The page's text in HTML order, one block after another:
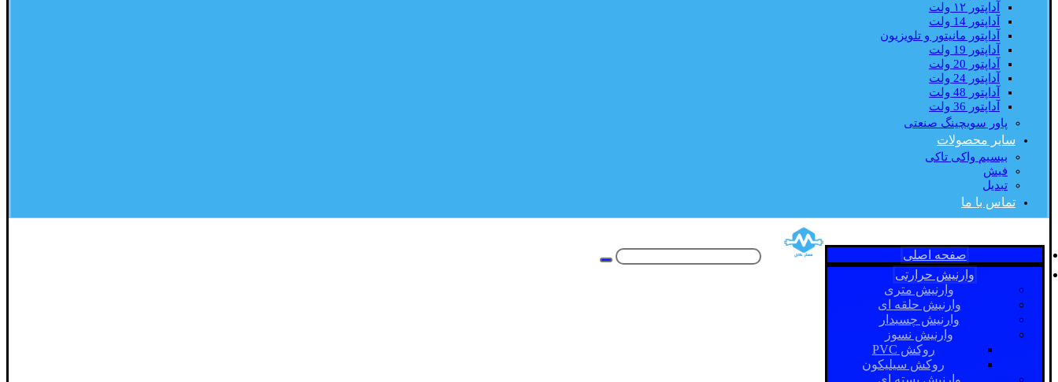
آداپتور ۱۲ ولت
آداپتور 14 ولت
آداپتور مانیتور و تلویزیون
آداپتور 19 ولت
آداپتور 20 ولت
آداپتور 24 ولت
آداپتور 48 ولت
آداپتور 36 ولت
پاور سویچینگ صنعتی
سایر محصولات
بیسیم واکی تاکی
فیش
تبدیل
تماس با ما
صفحه اصلی
وارنیش حرارتی
وارنیش متری
وارنیش حلقه ای
وارنیش چسبدار
وارنیش نسوز
روکش PVC
روکش سیلیکون
وارنیش بسته ای